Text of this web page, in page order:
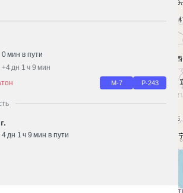
0 мин в пути
+4 дн 1 ч 9 мин
М-7 Р-243
4 дн 1 ч 9 мин в пути